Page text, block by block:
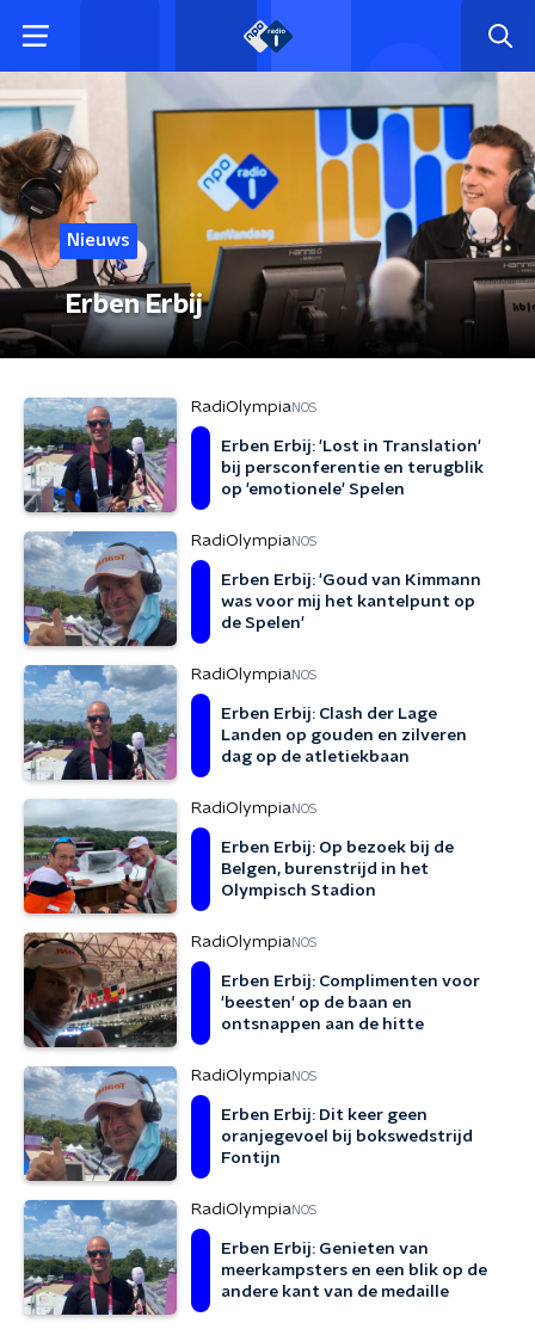
Nieuws
Erben Erbij
RadiOlympiaNOS
Erben Erbij: 'Lost in Translation'
bij persconferentie en terugblik
op 'emotionele' Spelen
RadiOlympiaNOS
Erben Erbij: 'Goud van Kimmann
was voor mij het kantelpunt op
de Spelen'
RadiOlympiaNOS
Erben Erbij: Clash der Lage
Landen op gouden en zilveren
dag op de atletiekbaan
RadiOlympiaNOS
Erben Erbij: Op bezoek bij de
Belgen, burenstrijd in het
Olympisch Stadion
RadiOlympiaNOS
Erben Erbij: Complimenten voor
'beesten' op de baan en
ontsnappen aan de hitte
RadiOlympiaNOS
Erben Erbij: Dit keer geen
oranjegevoel bij bokswedstrijd
Fontijn
RadiOlympiaNOS
Erben Erbij: Genieten van
meerkampsters en een blik op de
andere kant van de medaille